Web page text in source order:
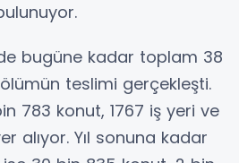
bugüne kadar toplam 38
teslimi gerçekleşti.
783 konut, 1767 iş yeri ve
alıyor. Yıl sonuna kadar